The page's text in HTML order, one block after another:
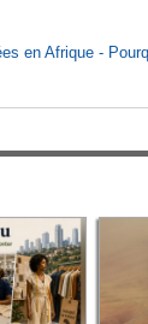
en Afrique -